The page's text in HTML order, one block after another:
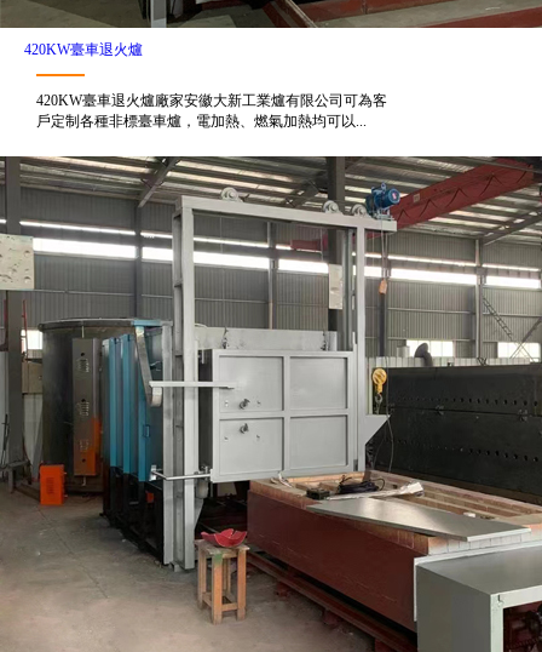
420KW臺車退火爐
420KW臺車退火爐廠家安徽大新工業爐有限公司可為客
戶定制各種非標臺車爐，電加熱、燃氣加熱均可以...